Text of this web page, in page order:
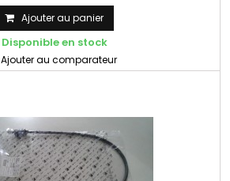
Ajouter au panier
Disponible en stock
Ajouter au comparateur